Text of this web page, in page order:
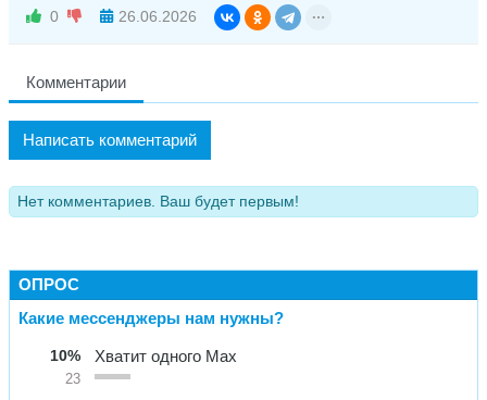
0 26.06.2026
Комментарии
Написать комментарий
Нет комментариев. Ваш будет первым!
ОПРОС
Какие мессенджеры нам нужны?
10%
23
Хватит одного Max